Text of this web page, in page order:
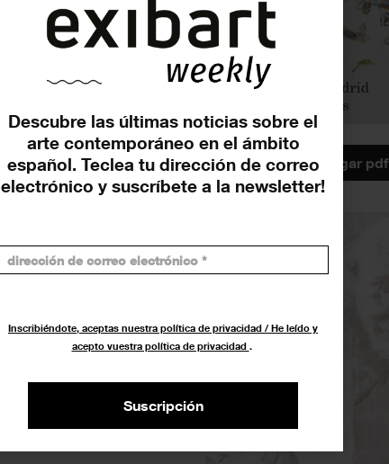
Descubre las últimas noticias sobre el
arte contemporáneo en el ámbito
español. Teclea tu dirección de correo
electrónico y suscríbete a la newsletter!
Inscribiéndote, aceptas nuestra política de privacidad / He leído y
acepto vuestra política de privacidad .
Suscripción
descargar pdf